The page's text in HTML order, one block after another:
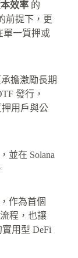
效率 的
前提下，更
單一質押或
擔激勵長期
發行，
用戶與公
並在 Solana
作為首個
程，也讓
用型 DeFi